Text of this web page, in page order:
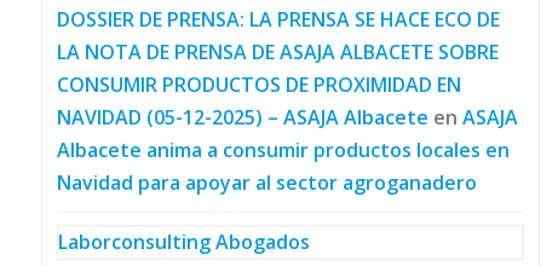
DOSSIER DE PRENSA: LA PRENSA SE HACE ECO DE
LA NOTA DE PRENSA DE ASAJA ALBACETE SOBRE
CONSUMIR PRODUCTOS DE PROXIMIDAD EN
NAVIDAD (05-12-2025) – ASAJA Albacete en ASAJA
Albacete anima a consumir productos locales en
Navidad para apoyar al sector agroganadero
Laborconsulting Abogados